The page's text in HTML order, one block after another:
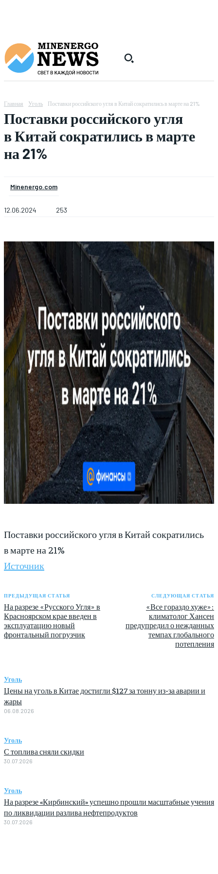
Главная Уголь Поставки российского угля в Китай сократились в марте на 21%
Поставки российского угля
в Китай сократились в марте
на 21%
Minenergo.com
12.06.2024 253
Поставки российского угля в Китай сократились
в марте на 21%
Источник
ПРЕДЫДУЩАЯ СТАТЬЯ
На разрезе «Русского Угля» в
Красноярском крае введен в
эксплуатацию новый
фронтальный погрузчик
СЛЕДУЮЩАЯ СТАТЬЯ
«Все гораздо хуже»:
климатолог Хансен
предупредил о нежданных
темпах глобального
потепления
Уголь
Цены на уголь в Китае достигли $127 за тонну из-за аварии и
жары
06.08.2026
Уголь
С топлива сняли скидки
30.07.2026
Уголь
На разрезе «Кирбинский» успешно прошли масштабные учения
по ликвидации разлива нефтепродуктов
30.07.2026